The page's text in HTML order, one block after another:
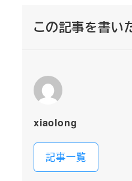
この記事を書い
xiaolong
記事一覧